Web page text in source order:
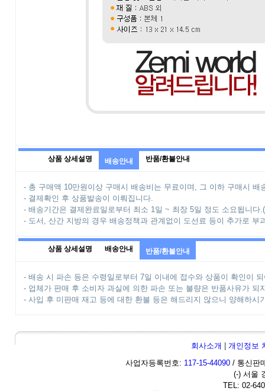
상품 상세설명 배송안내 반품/환불안내
- 총 구매액 10만원이상 구매시 배송비는 무료이며, 그 이하 구매시 배
- 결제확인 후 상품발송이 이뤄집니다.
- 배송기간은 결제완료일로부터 최소 1일 ~ 최장 5일 정도 소요됩니다
- 도서, 산간 지방의 경우 배송정책과 관계없이 도선료 등이 추가로 부
상품 상세설명 배송안내 반품/환불안내
- 배송 시 파손 등은 수령일로부터 7일 이내에 접수와 상품이 확인이
- 업체가 판매 후 소비자 과실에 의한 파손 또는 불량은 반품사유가 되
- 사입 후 미판매 재고 등에 대한 환불 등은 해드리지 않으니 양해하시
회사소개
개인정보
사업자등록번호: 117-15-44090/ 통신판
(-) 서울
TEL: 02-